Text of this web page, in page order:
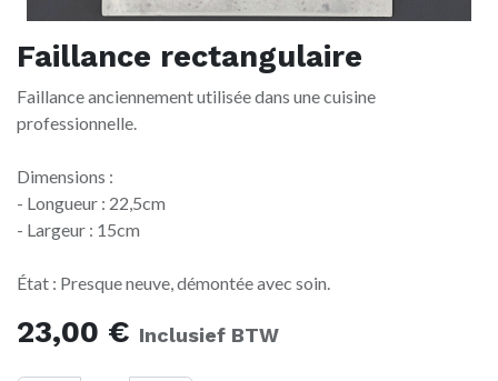
Faillance rectangulaire
Faillance anciennement utilisée dans une cuisine
professionnelle.
Dimensions :
- Longueur : 22,5cm
- Largeur : 15cm
État : Presque neuve, démontée avec soin.
23,00 € Inclusief BTW